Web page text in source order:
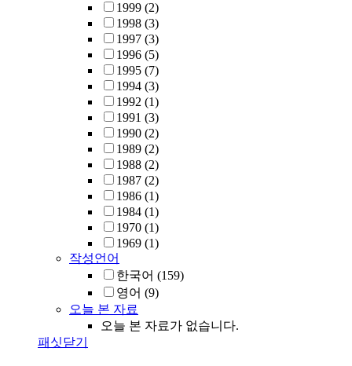
1999 (2)
1998 (3)
1997 (3)
1996 (5)
1995 (7)
1994 (3)
1992 (1)
1991 (3)
1990 (2)
1989 (2)
1988 (2)
1987 (2)
1986 (1)
1984 (1)
1970 (1)
1969 (1)
작성언어
한국어 (159)
영어 (9)
오늘 본 자료
오늘 본 자료가 없습니다.
패싯닫기